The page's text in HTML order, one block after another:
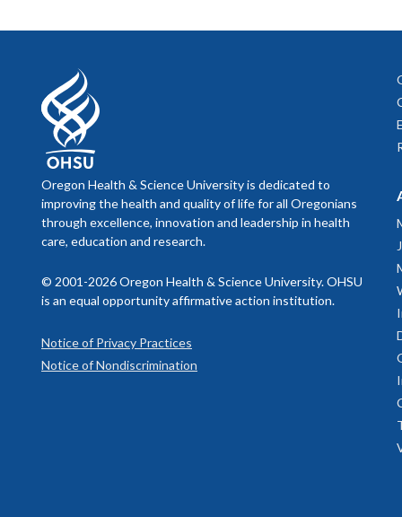
Oregon Health & Science University is dedicated to
improving the health and quality of life for all Oregonians
through excellence, innovation and leadership in health
care, education and research.
© 2001-2026 Oregon Health & Science University. OHSU
is an equal opportunity affirmative action institution.
Notice of Privacy Practices
Notice of Nondiscrimination